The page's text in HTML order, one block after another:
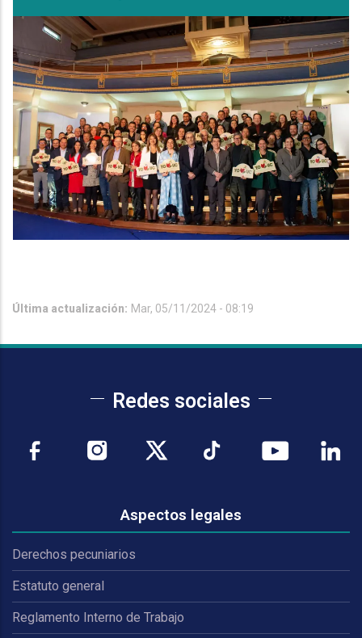
Última actualización: Mar, 05/11/2024 - 08:19
Redes sociales
Aspectos legales
Derechos pecuniarios
Estatuto general
Reglamento Interno de Trabajo